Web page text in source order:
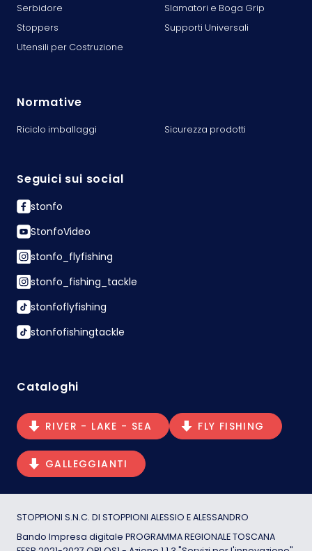
Serbidore
Slamatori e Boga Grip
Stoppers
Supporti Universali
Utensili per Costruzione
Normative
Riciclo imballaggi Sicurezza prodotti
Seguici sui social
stonfo
StonfoVideo
stonfo_flyfishing
stonfo_fishing_tackle
stonfoflyfishing
stonfofishingtackle
Cataloghi
RIVER - LAKE - SEA FLY FISHING
GALLEGGIANTI
STOPPIONI S.N.C. DI STOPPIONI ALESSIO E ALESSANDRO
Bando Impresa digitale PROGRAMMA REGIONALE TOSCANA